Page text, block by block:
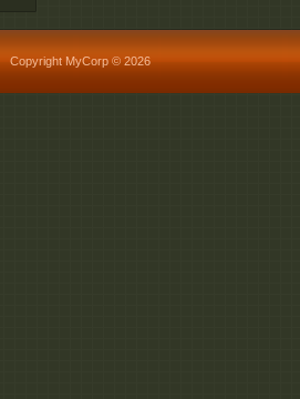
Copyright MyCorp © 2026